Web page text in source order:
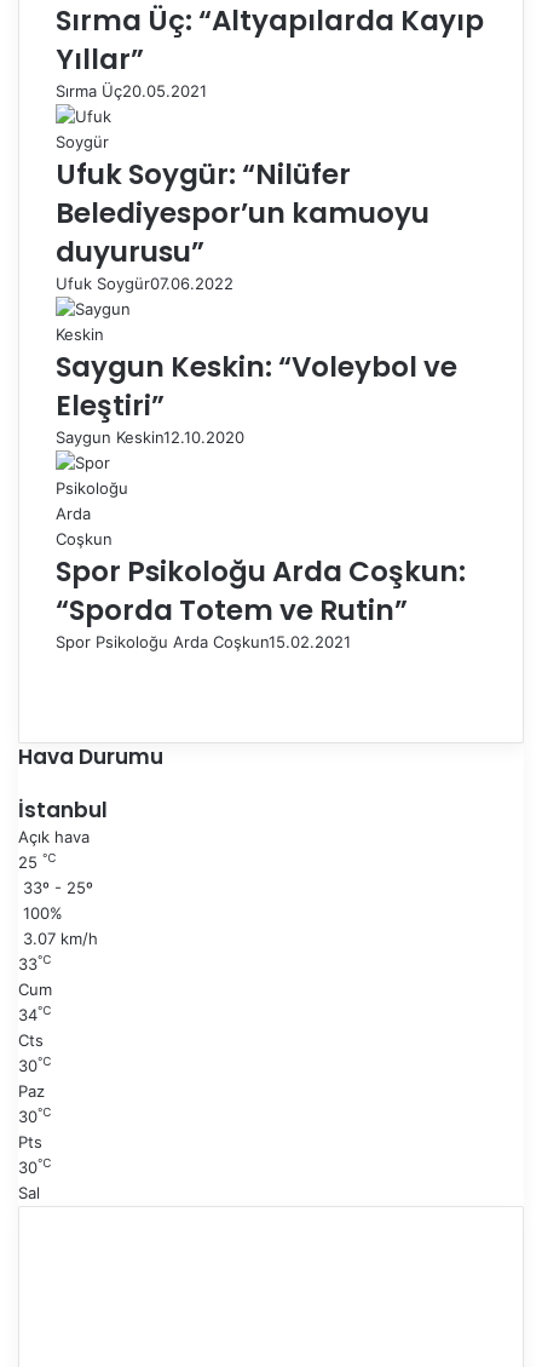
Sırma Üç: “Altyapılarda Kayıp
Yıllar”
Sırma Üç20.05.2021
Ufuk Soygür: “Nilüfer
Belediyespor’un kamuoyu
duyurusu”
Ufuk Soygür07.06.2022
Saygun Keskin: “Voleybol ve
Eleştiri”
Saygun Keskin12.10.2020
Spor Psikoloğu Arda Coşkun:
“Sporda Totem ve Rutin”
Spor Psikoloğu Arda Coşkun15.02.2021
e
k
s
a
a
n
k
i
y
Hava Durumu
İstanbul
Açık hava
25 ℃
33º - 25º
100%
3.07 km/h
33℃
Cum
34℃
Cts
30℃
Paz
30℃
Pts
30℃
Sal